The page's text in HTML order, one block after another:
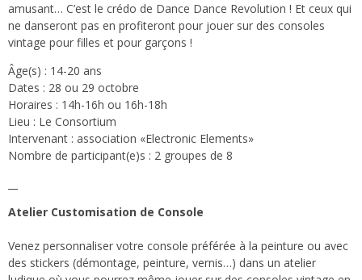
amusant… C’est le crédo de Dance Dance Revolution ! Et ceux qui
ne danseront pas en profiteront pour jouer sur des consoles
vintage pour filles et pour garçons !
Âge(s) : 14-20 ans
Dates : 28 ou 29 octobre
Horaires : 14h-16h ou 16h-18h
Lieu : Le Consortium
Intervenant : association «Electronic Elements»
Nombre de participant(e)s : 2 groupes de 8
Atelier Customisation de Console
Venez personnaliser votre console préférée à la peinture ou avec
des stickers (démontage, peinture, vernis…) dans un atelier